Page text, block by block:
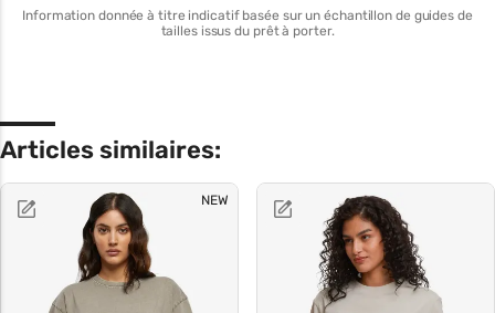
Information donnée à titre indicatif basée sur un échantillon de guides de
tailles issus du prêt à porter.
Articles similaires:
NEW